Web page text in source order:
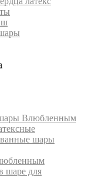
Влюбленным
шары
шаре для